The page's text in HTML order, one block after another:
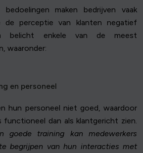
maken bedrijven vaak
de perceptie van klanten negatief
belicht enkele van de meest
waaronder:
en personeel
hun personeel niet goed, waardoor
functioneel dan als klantgericht zien.
goede training kan medewerkers
begrijpen van hun interacties met